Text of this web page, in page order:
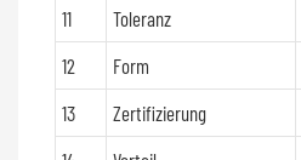
11
Toleranz
12
Form
13
Zertifizierung